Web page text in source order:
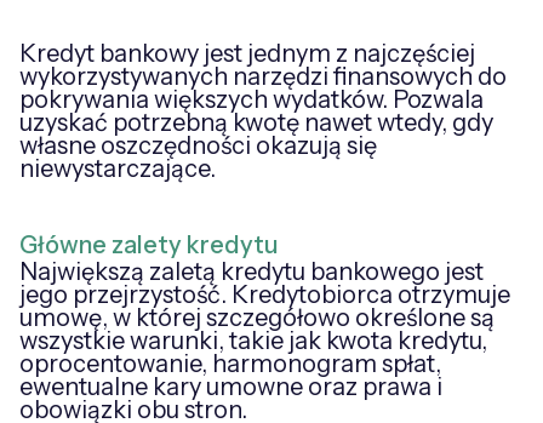
Kredyt bankowy jest jednym z najczęściej
wykorzystywanych narzędzi finansowych do
pokrywania większych wydatków. Pozwala
uzyskać potrzebną kwotę nawet wtedy, gdy
własne oszczędności okazują się
niewystarczające.
Główne zalety kredytu
Największą zaletą kredytu bankowego jest
jego przejrzystość. Kredytobiorca otrzymuje
umowę, w której szczegółowo określone są
wszystkie warunki, takie jak kwota kredytu,
oprocentowanie, harmonogram spłat,
ewentualne kary umowne oraz prawa i
obowiązki obu stron.